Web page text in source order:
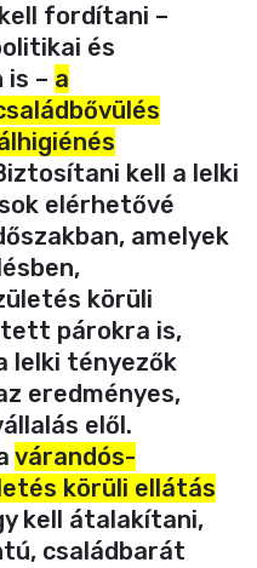
fordítani –
és
– a
kell a lelki
elérhetővé
amelyek
körüli
párokra is,
lelki tényezők
eredményes,
elől.
várandós-
körüli ellátás
kell átalakítani,
családbarát